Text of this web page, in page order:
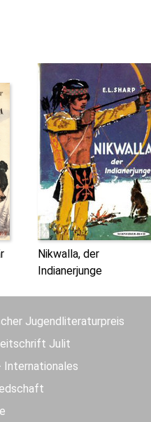
Nikwalla, der
Indianerjunge
Jugendliteraturpreis
Julit
Internationales